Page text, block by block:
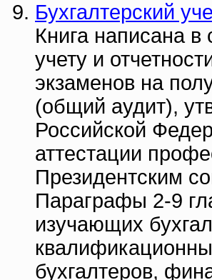
Бухгалтерский
Книга написана в
учету и
экзаменов на
(общий аудит),
Российской
аттестации
Президентским
Параграфы 2-9
изучающих
бухгалтеров,